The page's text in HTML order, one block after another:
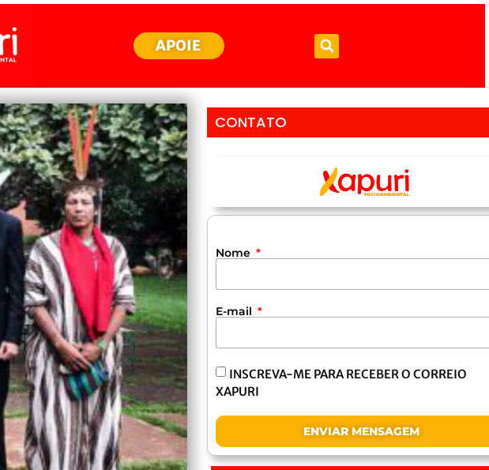
APOIE
CONTATO
Nome
E-mail
INSCREVA-ME PARA RECEBER O CORREIO
XAPURI
ENVIAR MENSAGEM